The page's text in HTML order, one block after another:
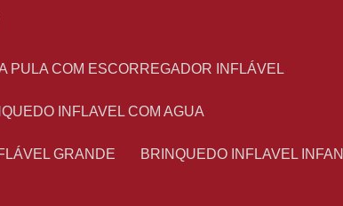
PULA COM ESCORREGADOR INFLÁVEL
INFLAVEL COM AGUA
GRANDE BRINQUEDO INFLAVEL